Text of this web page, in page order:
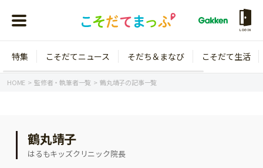
LOGIN
年齢から探す
特集 こそだてニュース そだち＆まなび こそだて生活
HOME 監修者・執筆者一覧 鶴丸靖子の記事一覧
鶴丸靖子
はるもキッズクリニック院長